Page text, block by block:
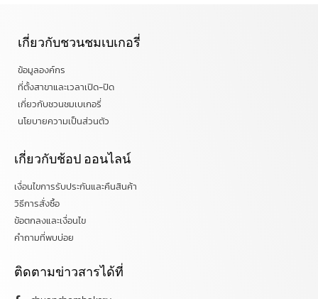
เกี่ยวกับชวนชมเบเกอรี่
ข้อมูลองค์กร
ที่ตั้งสาขาและเวลาเปิด-ปิด
เกี่ยวกับชวนชมเบเกอรี่
นโยบายความเป็นส่วนตัว
เกี่ยวกับช้อป ออนไลน์
เงื่อนไขการรับประกันและคืนสินค้า
วิธีการสั่งซื้อ
ข้อตกลงและเงื่อนไข
คำถามที่พบบ่อย
ติดตามข่าวสารได้ที่